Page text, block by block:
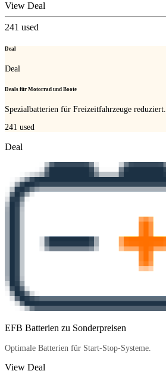
View Deal
241 used
Deal
Deal
Deals für Motorrad und Boote
Spezialbatterien für Freizeitfahrzeuge reduziert.
241 used
Deal
EFB Batterien zu Sonderpreisen
Optimale Batterien für Start-Stop-Systeme.
View Deal